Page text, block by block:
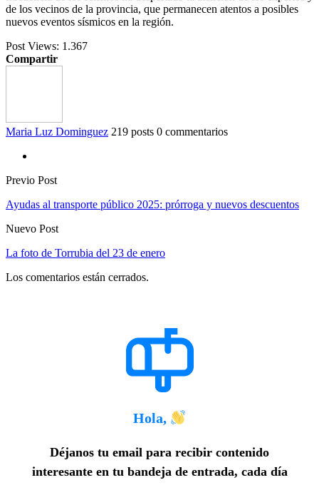
de los vecinos de la provincia, que permanecen atentos a posibles
nuevos eventos sísmicos en la región.
Post Views: 1.367
Compartir
Maria Luz Dominguez 219 posts 0 commentarios
Previo Post
Ayudas al transporte público 2025: prórroga y nuevos descuentos
Nuevo Post
La foto de Torrubia del 23 de enero
Los comentarios están cerrados.
Hola,
Déjanos tu email para recibir contenido
interesante en tu bandeja de entrada, cada día